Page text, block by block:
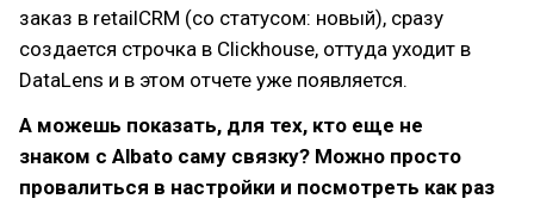
заказ в retailCRM (со статусом: новый), сразу
создается строчка в Clickhouse, оттуда уходит в
DataLens и в этом отчете уже появляется.
А можешь показать, для тех, кто еще не
знаком с Albato саму связку? Можно просто
провалиться в настройки и посмотреть как раз